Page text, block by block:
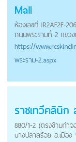
Mall
ห้องเลขที่ IR2AF2F-
ถนนพระรามที่ 2 แขว
https://
พระราม-2.aspx
ราชเทวีคลินิก
880/1-2 (ตรงข้ามท่า
บางปลาสร้อย อ.เมือ